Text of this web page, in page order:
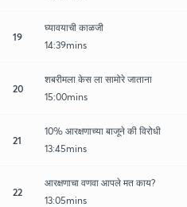
19
घ्यावयाची काळजी
14:39mins
20
शबरीमला केस ला सामोरे जाताना
15:00mins
21
10% आरक्षणाच्या बाजूने की विरोधी
13:45mins
22
आरक्षणाचा वणवा आपले मत काय?
13:05mins